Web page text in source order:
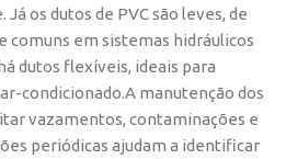
os dutos de PVC são leves, de
comuns em sistemas hidráulicos
dutos flexíveis, ideais para
condicionado.A manutenção dos
vazamentos, contaminações e
periódicas ajudam a identificar